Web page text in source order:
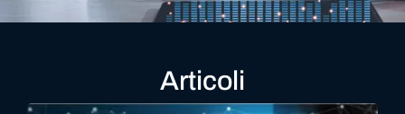
Articoli